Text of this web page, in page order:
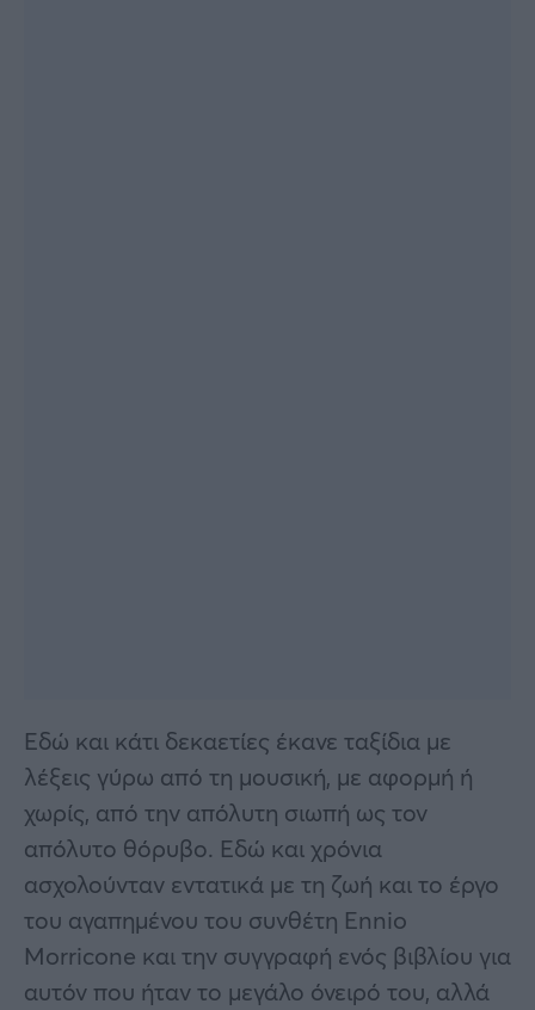
Εδώ και κάτι δεκαετίες έκανε ταξίδια με
λέξεις γύρω από τη μουσική, με αφορμή ή
χωρίς, από την απόλυτη σιωπή ως τον
απόλυτο θόρυβο. Εδώ και χρόνια
ασχολούνταν εντατικά με τη ζωή και το έργο
του αγαπημένου του συνθέτη Ennio
Morricone και την συγγραφή ενός βιβλίου για
αυτόν που ήταν το μεγάλο όνειρό του, αλλά